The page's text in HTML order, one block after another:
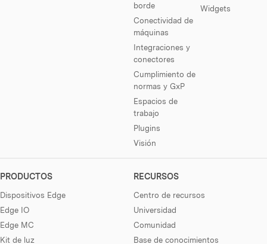
borde
Conectividad de
máquinas
Integraciones y
conectores
Cumplimiento de
normas y GxP
Espacios de
trabajo
Plugins
Visión
Widgets
PRODUCTOS
Dispositivos Edge
Edge IO
Edge MC
Kit de luz
RECURSOS
Centro de recursos
Universidad
Comunidad
Base de conocimientos